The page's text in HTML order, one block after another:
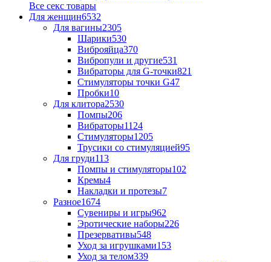
Все секс товары
Для женщин6532
Для вагины2305
Шарики530
Виброяйца370
Вибропули и другие531
Вибраторы для G-точки821
Стимуляторы точки G47
Пробки10
Для клитора2530
Помпы206
Вибраторы1124
Стимуляторы1205
Трусики со стимуляцией95
Для груди113
Помпы и стимуляторы102
Кремы4
Накладки и протезы7
Разное1674
Сувениры и игры962
Эротические наборы226
Презервативы548
Уход за игрушками153
Уход за телом339